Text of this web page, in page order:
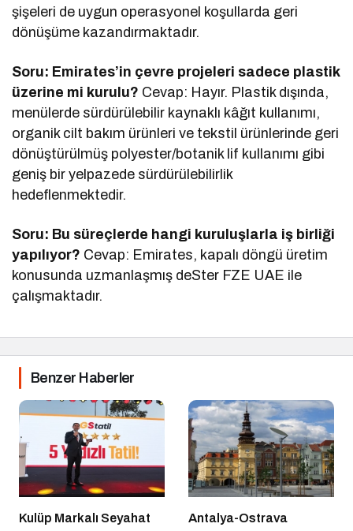
şişeleri de uygun operasyonel koşullarda geri
dönüşüme kazandırmaktadır.
Soru: Emirates’in çevre projeleri sadece plastik
üzerine mi kurulu? Cevap: Hayır. Plastik dışında,
menülerde sürdürülebilir kaynaklı kâğıt kullanımı,
organik cilt bakım ürünleri ve tekstil ürünlerinde geri
dönüştürülmüş polyester/botanik lif kullanımı gibi
geniş bir yelpazede sürdürülebilirlik
hedeflenmektedir.
Soru: Bu süreçlerde hangi kuruluşlarla iş birliği
yapılıyor? Cevap: Emirates, kapalı döngü üretim
konusunda uzmanlaşmış deSter FZE UAE ile
çalışmaktadır.
Benzer Haberler
Kulüp Markalı Seyahat
Antalya-Ostrava